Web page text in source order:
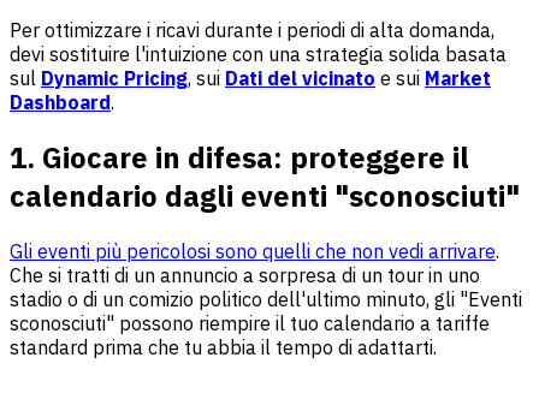
Per ottimizzare i ricavi durante i periodi di alta domanda,
devi sostituire l'intuizione con una strategia solida basata
sul Dynamic Pricing, sui Dati del vicinato e sui Market
Dashboard.
1. Giocare in difesa: proteggere il
calendario dagli eventi "sconosciuti"
Gli eventi più pericolosi sono quelli che non vedi arrivare.
Che si tratti di un annuncio a sorpresa di un tour in uno
stadio o di un comizio politico dell'ultimo minuto, gli "Eventi
sconosciuti" possono riempire il tuo calendario a tariffe
standard prima che tu abbia il tempo di adattarti.